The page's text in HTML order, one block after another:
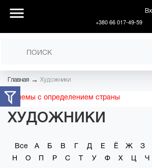
+380 66 017-49-59
Главная → Художники
Проблемы с определением страны
ХУДОЖНИКИ
Все А Б В Г Д Е Ё Ж З
Н
О П Р С Т У Ф Х Ц Ч